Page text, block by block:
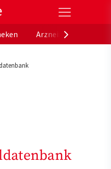
Gesundheitsportal der